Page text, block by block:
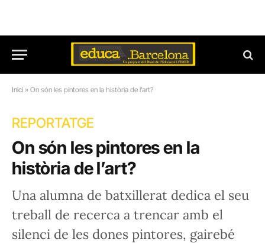
Inici » On són les pintores en la història de l’art?
REPORTATGE
On són les pintores en la
història de l’art?
Una alumna de batxillerat dedica el seu
treball de recerca a trencar amb el
silenci de les dones pintores, gairebé